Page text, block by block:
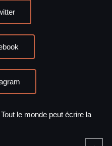
le monde peut écrire la